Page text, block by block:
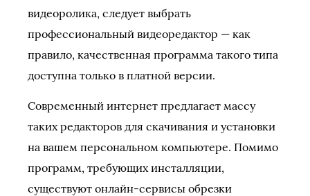
видеоролика, следует выбрать
профессиональный видеоредактор — как
правило, качественная программа такого типа
доступна только в платной версии.
Современный интернет предлагает массу
таких редакторов для скачивания и установки
на вашем персональном компьютере. Помимо
программ, требующих инсталляции,
существуют онлайн-сервисы обрезки